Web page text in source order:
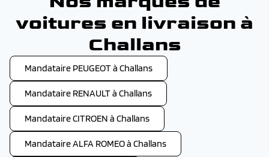
voitures en livraison à
Challans
Mandataire PEUGEOT à Challans
Mandataire RENAULT à Challans
Mandataire CITROEN à Challans
Mandataire ALFA ROMEO à Challans